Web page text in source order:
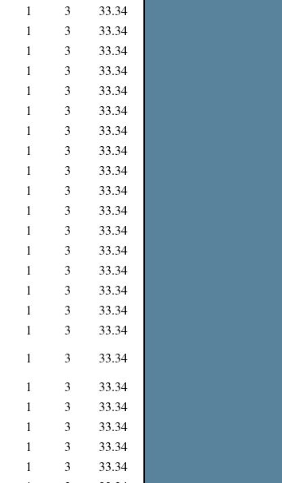
1 3
33.34
1 3
33.34
1 3
33.34
1 3
33.34
1 3
33.34
1 3
33.34
1 3
33.34
1 3
33.34
1 3
33.34
1 3
33.34
1 3
33.34
1 3
33.34
1 3
33.34
1 3
33.34
1 3
33.34
1 3
33.34
1 3
33.34
1 3
33.34
1 3
33.34
1 3
33.34
1 3
33.34
1 3
33.34
1 3
33.34